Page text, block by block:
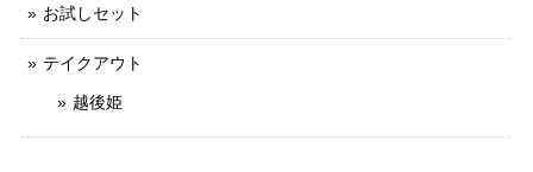
お試しセット
テイクアウト
越後姫